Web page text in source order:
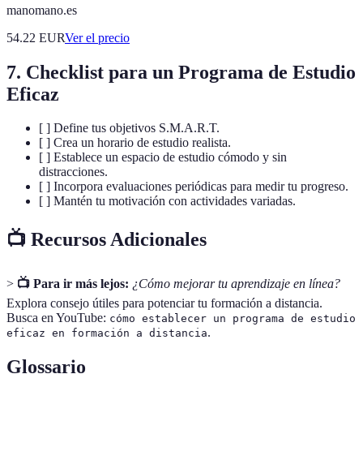
manomano.es
54.22 EURVer el precio
7. Checklist para un Programa de Estudio
Eficaz
[ ] Define tus objetivos S.M.A.R.T.
[ ] Crea un horario de estudio realista.
[ ] Establece un espacio de estudio cómodo y sin
distracciones.
[ ] Incorpora evaluaciones periódicas para medir tu progreso.
[ ] Mantén tu motivación con actividades variadas.
📺 Recursos Adicionales
> 📺 Para ir más lejos: ¿Cómo mejorar tu aprendizaje en línea?
Explora consejo útiles para potenciar tu formación a distancia.
Busca en YouTube: cómo establecer un programa de estudio
eficaz en formación a distancia.
Glossario